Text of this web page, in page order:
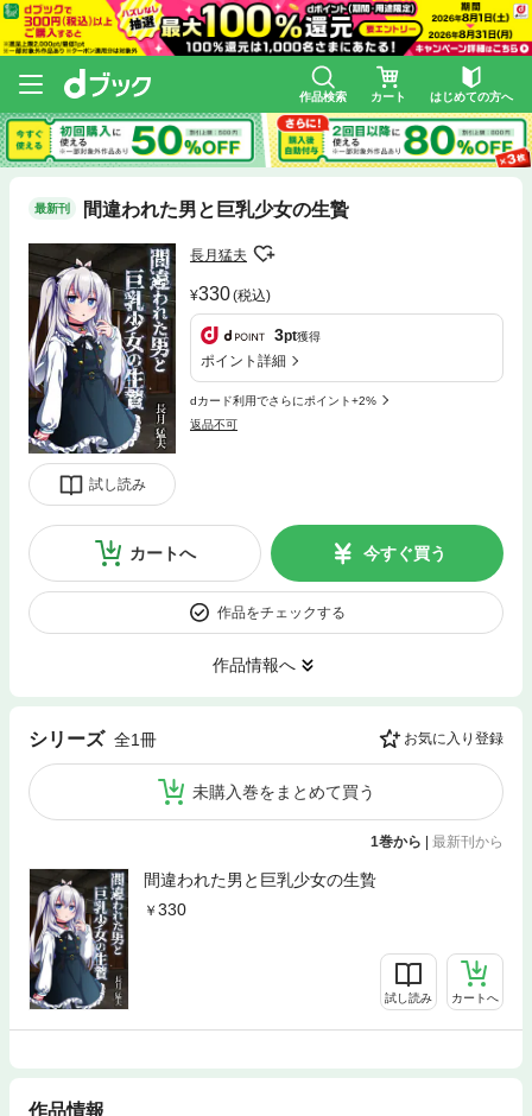
作品検索 カート はじめての方へ
最新刊 間違われた男と巨乳少女の生贄
試し読み
長月猛夫
330(税込)
3pt獲得
ポイント詳細
dカード利用でさらにポイント+2%
返品不可
カートへ 今すぐ買う
作品をチェックする
作品情報へ
シリーズ 全1冊 お気に入り登録
未購入巻をまとめて買う
1巻から | 最新刊から
間違われた男と巨乳少女の生贄
330
試し読み カートへ
作品情報